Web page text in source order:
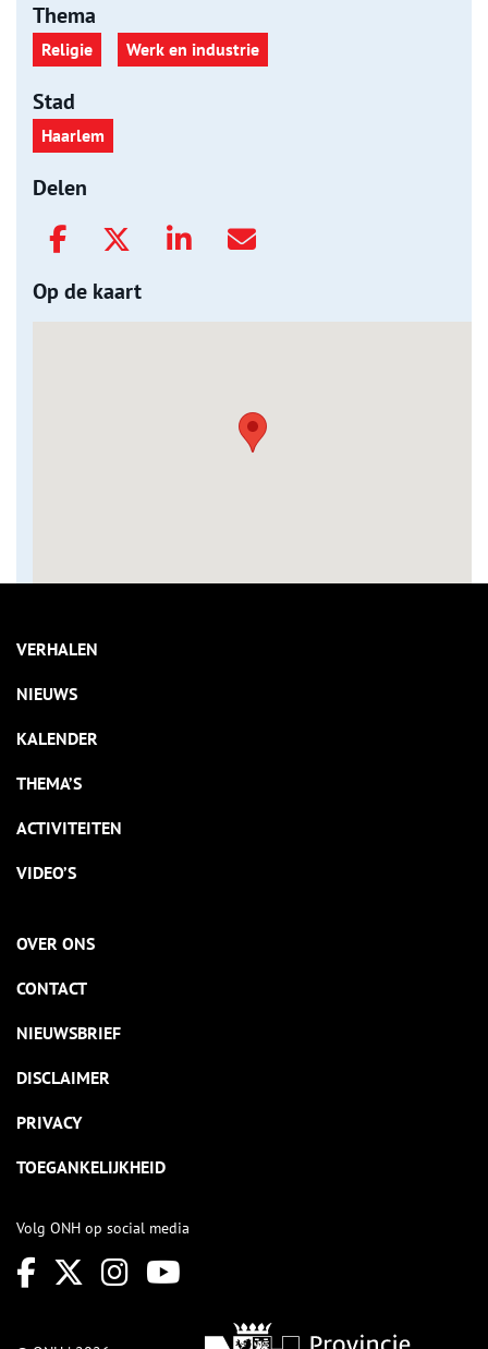
Thema
Religie Werk en industrie
Stad
Haarlem
Delen
Op de kaart
VERHALEN
NIEUWS
KALENDER
THEMA’S
ACTIVITEITEN
VIDEO’S
OVER ONS
CONTACT
NIEUWSBRIEF
DISCLAIMER
PRIVACY
TOEGANKELIJKHEID
Volg ONH op social media